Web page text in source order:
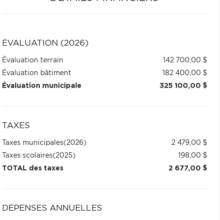
ÉVALUATION (2026)
Évaluation terrain
142 700,00 $
Évaluation bâtiment
182 400,00 $
Évaluation municipale
325 100,00 $
TAXES
Taxes municipales(2026)
2 479,00 $
Taxes scolaires(2025)
198,00 $
TOTAL des taxes
2 677,00 $
DÉPENSES ANNUELLES